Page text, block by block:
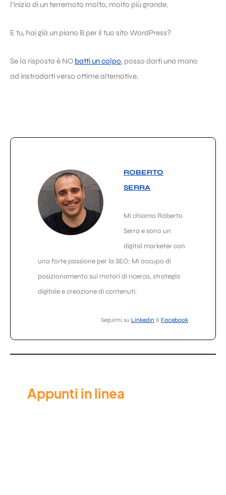
l’inizio di un terremoto molto, molto più grande.
E tu, hai già un piano B per il tuo sito WordPress?
Se la risposta è NO batti un colpo, posso darti una mano
ad instradarti verso ottime alternative.
ROBERTO
SERRA
Mi chiamo Roberto
Serra e sono un
digital marketer con
una forte passione per la SEO: Mi occupo di
posizionamento sui motori di ricerca, strategia
digitale e creazione di contenuti.
Seguimi su Linkedin & Facebook
Appunti in linea